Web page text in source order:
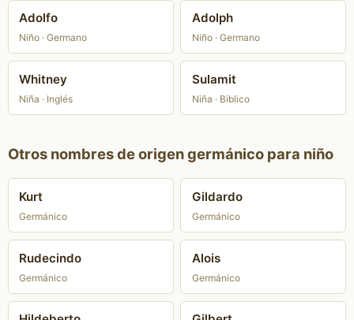
Adolfo
Niño · Germano
Adolph
Niño · Germano
Whitney
Niña · Inglés
Sulamit
Niña · Bíblico
Otros nombres de origen germánico para niño
Kurt
Germánico
Gildardo
Germánico
Rudecindo
Germánico
Alois
Germánico